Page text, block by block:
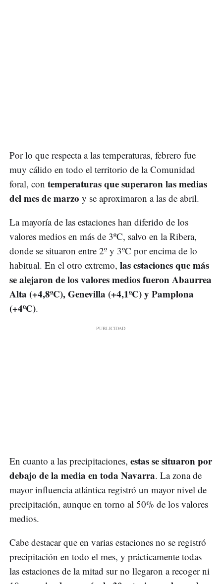
Por lo que respecta a las temperaturas, febrero fue
muy cálido en todo el territorio de la Comunidad
foral, con temperaturas que superaron las medias
del mes de marzo y se aproximaron a las de abril.
La mayoría de las estaciones han diferido de los
valores medios en más de 3ºC, salvo en la Ribera,
donde se situaron entre 2º y 3ºC por encima de lo
habitual. En el otro extremo, las estaciones que más
se alejaron de los valores medios fueron Abaurrea
Alta (+4,8ºC), Genevilla (+4,1ºC) y Pamplona
(+4ºC).
En cuanto a las precipitaciones, estas se situaron por
debajo de la media en toda Navarra. La zona de
mayor influencia atlántica registró un mayor nivel de
precipitación, aunque en torno al 50% de los valores
medios.
Cabe destacar que en varias estaciones no se registró
precipitación en todo el mes, y prácticamente todas
las estaciones de la mitad sur no llegaron a recoger ni